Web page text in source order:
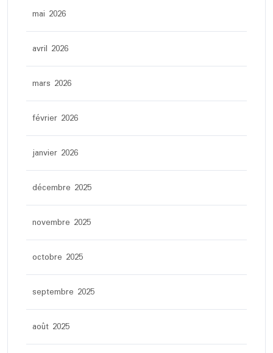
mai 2026
avril 2026
mars 2026
février 2026
janvier 2026
décembre 2025
novembre 2025
octobre 2025
septembre 2025
août 2025